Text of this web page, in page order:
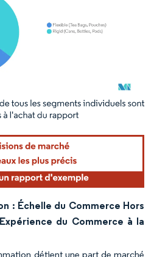
nécessite une attribution sous CC BY
: Échelle du Commerce Hors
du Commerce à la
détient une part de marché